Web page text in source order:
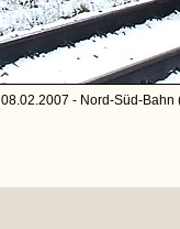
08.02.2007 - Nord-Süd-Bahn